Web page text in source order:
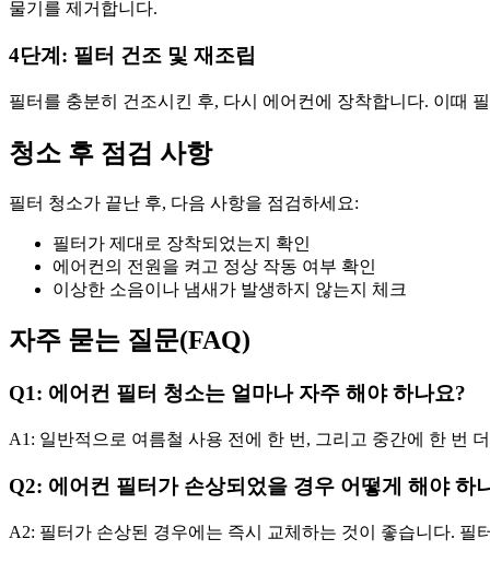
물기를 제거합니다.
4단계: 필터 건조 및 재조립
필터를 충분히 건조시킨 후, 다시 에어컨에 장착합니다. 이때
청소 후 점검 사항
필터 청소가 끝난 후, 다음 사항을 점검하세요:
필터가 제대로 장착되었는지 확인
에어컨의 전원을 켜고 정상 작동 여부 확인
이상한 소음이나 냄새가 발생하지 않는지 체크
자주 묻는 질문(FAQ)
Q1: 에어컨 필터 청소는 얼마나 자주 해야 하나요?
A1: 일반적으로 여름철 사용 전에 한 번, 그리고 중간에 한 번
Q2: 에어컨 필터가 손상되었을 경우 어떻게 해야 하
A2: 필터가 손상된 경우에는 즉시 교체하는 것이 좋습니다. 필